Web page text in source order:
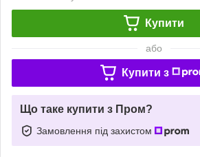
Купити
або
Купити з
Що таке купити з Пром?
Замовлення під захистом